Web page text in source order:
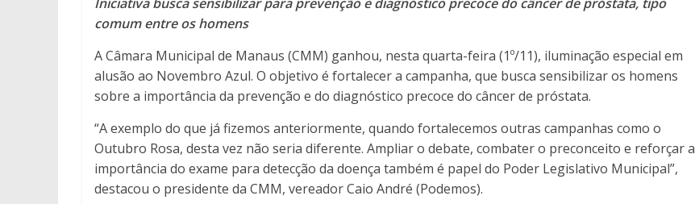
comum entre os homens
A Câmara Municipal de Manaus (CMM) ganhou, nesta quarta-feira (1º/11), iluminação especial em
alusão ao Novembro Azul. O objetivo é fortalecer a campanha, que busca sensibilizar os homens
sobre a importância da prevenção e do diagnóstico precoce do câncer de próstata.
“A exemplo do que já fizemos anteriormente, quando fortalecemos outras campanhas como o
Outubro Rosa, desta vez não seria diferente. Ampliar o debate, combater o preconceito e reforçar a
importância do exame para detecção da doença também é papel do Poder Legislativo Municipal”,
destacou o presidente da CMM, vereador Caio André (Podemos).